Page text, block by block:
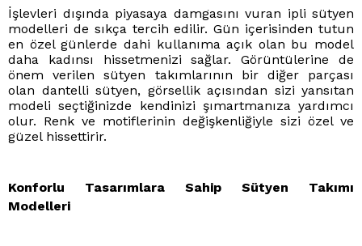
İşlevleri dışında piyasaya damgasını vuran ipli sütyen
modelleri de sıkça tercih edilir. Gün içerisinden tutun
en özel günlerde dahi kullanıma açık olan bu model
daha kadınsı hissetmenizi sağlar. Görüntülerine de
önem verilen sütyen takımlarının bir diğer parçası
olan dantelli sütyen, görsellik açısından sizi yansıtan
modeli seçtiğinizde kendinizi şımartmanıza yardımcı
olur. Renk ve motiflerinin değişkenliğiyle sizi özel ve
güzel hissettirir.
Konforlu Tasarımlara Sahip Sütyen Takımı
Modelleri